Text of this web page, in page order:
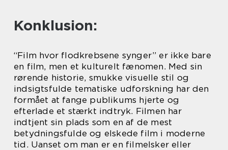
Konklusion:
“Film hvor flodkrebsene synger” er ikke bare
en film, men et kulturelt fænomen. Med sin
rørende historie, smukke visuelle stil og
indsigtsfulde tematiske udforskning har den
formået at fange publikums hjerte og
efterlade et stærkt indtryk. Filmen har
indtjent sin plads som en af de mest
betydningsfulde og elskede film i moderne
tid. Uanset om man er en filmelsker eller